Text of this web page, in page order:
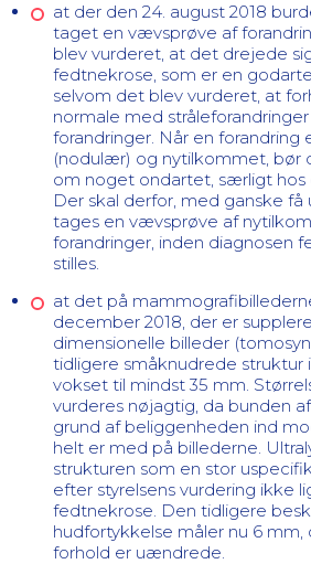
at der den 24. august 2018
taget en vævsprøve af
blev vurderet, at det drejede
fedtnekrose, som er en
selvom det blev vurderet, at
normale med
forandringer. Når en forandring
(nodulær) og nytilkommet, bør
om noget ondartet, særligt
Der skal derfor, med ganske få
tages en vævsprøve af
forandringer, inden diagnosen
stilles.
at det på
december 2018, der er
dimensionelle billeder
tidligere småknudrede struktur
vokset til mindst 35 mm.
vurderes nøjagtig, da bunden
grund af beliggenheden ind
helt er med på billederne.
strukturen som en stor
efter styrelsens vurdering ikke
fedtnekrose. Den tidligere
hudfortykkelse måler nu 6 mm,
forhold er uændrede.